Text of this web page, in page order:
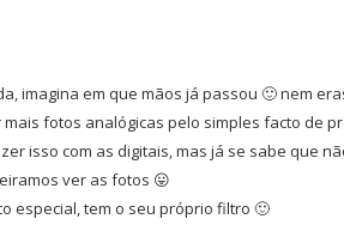
imagina em que mãos já passou 🙂 nem
fotos analógicas pelo simples facto de
isso com as digitais, mas já se sabe que
ver as fotos 😛
especial, tem o seu próprio filtro 🙂